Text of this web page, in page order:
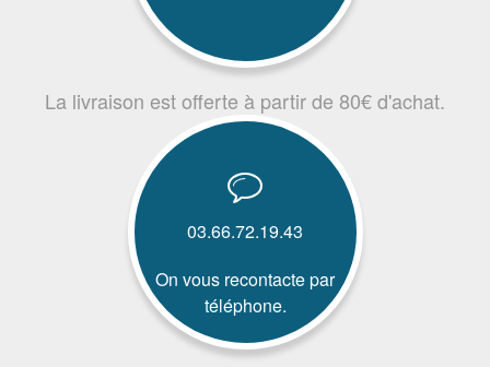
La livraison est offerte à partir de 80€ d'achat.
03.66.72.19.43
On vous recontacte par
téléphone.